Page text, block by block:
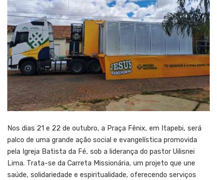
Nos dias 21 e 22 de outubro, a Praça Fênix, em Itapebi, será
palco de uma grande ação social e evangelística promovida
pela Igreja Batista da Fé, sob a liderança do pastor Uilisnei
Lima. Trata-se da Carreta Missionária, um projeto que une
saúde, solidariedade e espiritualidade, oferecendo serviços